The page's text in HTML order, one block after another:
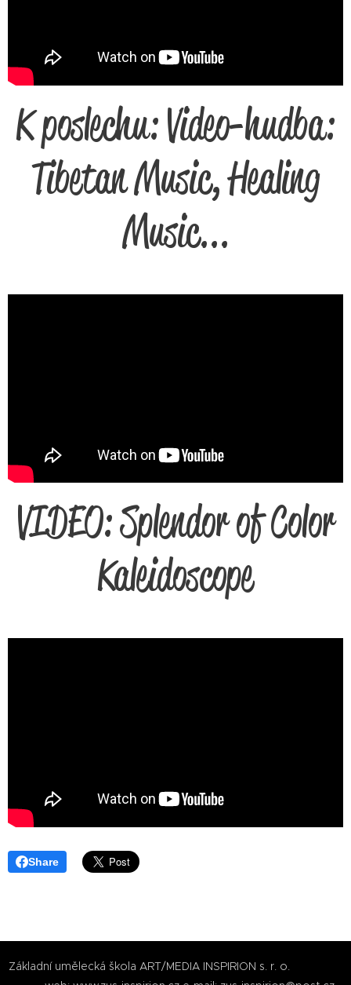
K poslechu: Video-hudba:
Tibetan Music, Healing
Music...
VIDEO: Splendor of Color
Kaleidoscope
Share
Základní umělecká škola ART/MEDIA INSPIRION s. r. o.